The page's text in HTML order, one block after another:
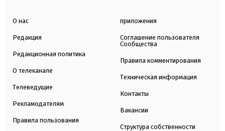
О нас
Редакция
Редакционная политика
О телеканале
Телеведущие
Рекламодателям
Правила пользования
приложения
Соглашение пользователя
Сообщества
Правила комментирования
Техническая информация
Контакты
Вакансии
Структура собственности